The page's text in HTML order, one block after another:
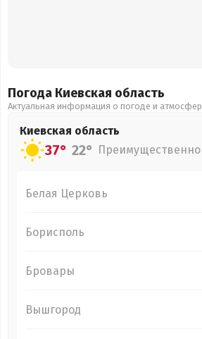
Погода Киевская область
Актуальная информация о погоде и
Киевская область
37° 22° Преимущественно
Белая Церковь
Борисполь
Бровары
Вышгород